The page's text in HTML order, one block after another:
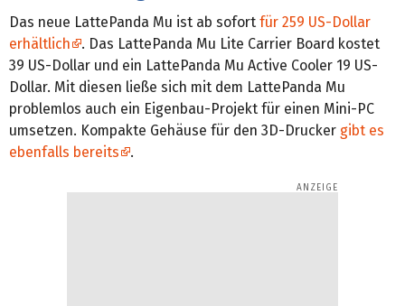
Das neue LattePanda Mu ist ab sofort für 259 US-Dollar
erhältlich
. Das LattePanda Mu Lite Carrier Board kostet
39 US-Dollar und ein LattePanda Mu Active Cooler 19 US-
Dollar. Mit diesen ließe sich mit dem LattePanda Mu
problemlos auch ein Eigenbau-Projekt für einen Mini-PC
umsetzen. Kompakte Gehäuse für den 3D-Drucker gibt es
ebenfalls bereits
.